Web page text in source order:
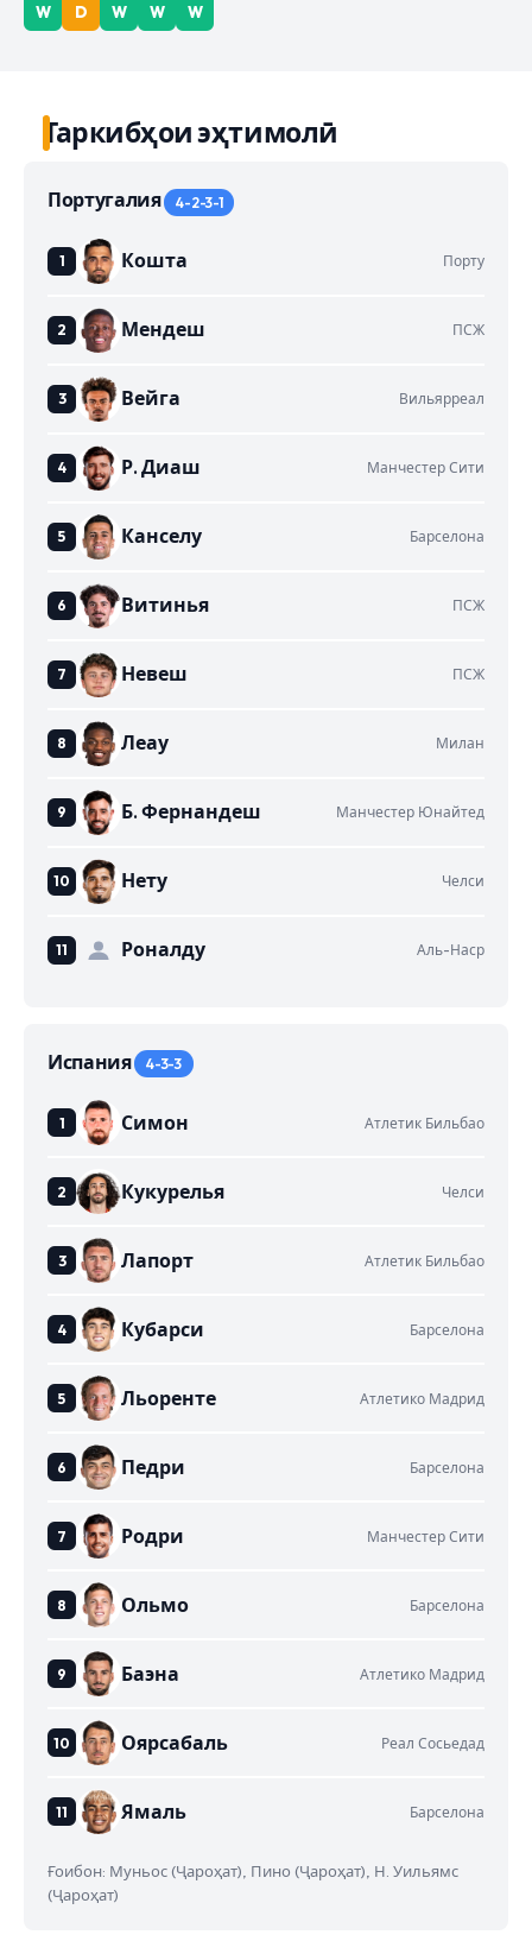
W D W W W
Таркибҳои эҳтимолӣ
Португалия 4-2-3-1
Кошта Порту
Мендеш ПСЖ
Вейга Вильярреал
Р. Диаш Манчестер Сити
Канселу Барселона
Витинья ПСЖ
Невеш ПСЖ
Леау Милан
Б. Фернандеш Манчестер Юнайтед
Нету Челси
Роналду Аль-Наср
Испания 4-3-3
Симон Атлетик Бильбао
Кукурелья Челси
Лапорт Атлетик Бильбао
Кубарси Барселона
Льоренте Атлетико Мадрид
Педри Барселона
Родри Манчестер Сити
Ольмо Барселона
Баэна Атлетико Мадрид
Оярсабаль Реал Сосьедад
Ямаль Барселона
Ғоибон: Муньос (Ҷароҳат), Пино (Ҷароҳат), Н. Уильямс
(Ҷароҳат)